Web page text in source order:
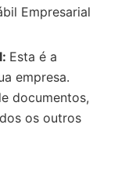
Empresarial
Esta é a
empresa.
documentos,
os outros